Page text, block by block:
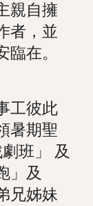
親自擁
者，並
在。
工彼此
暑期聖
班」 及
」及
兄姊妹